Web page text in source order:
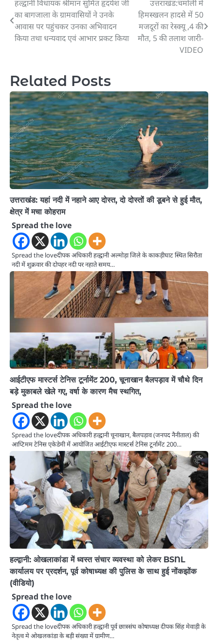
Post
navigation
हल्द्वानी विधायक श्रीमान सुमित हृदयेश जी
का बागजाला के ग्रामवासियों ने उनके
आवास पर पहुंचकर उनका अभिवादन
किया तथा धन्यवाद एवं आभार प्रकट किया
उत्तराखंड:चमोली में
हिमस्खलन हादसे में 50
मजदूरों का रेस्क्यू ,4 की
मौत, 5 की तलाश जारी-
VIDEO
Related Posts
उत्तराखंड: यहां नदी में नहाने आए दोस्त, दो दोस्तों की डूबने से हुई मौत,
क्षेत्र में मचा कोहराम
Spread the love
Spread the loveदीपक अधिकारी हल्द्वानी अल्मोड़ा जिले के काकड़ीघाट स्थित सिरौता
नदी में शुक्रवार की दोपहर नदी पर नहाते समय…
आईटीएफ मास्टर्स टेनिस टूर्नामेंट 200, चूनाखान बैलपड़ाव में चौथे दिन
बड़े मुकाबले खेले गए, वर्षा के कारण मैच स्थगित,
Spread the love
Spread the loveदीपक अधिकारी हल्द्वानी चूनाखान, बैलपड़ाव (जनपद नैनीताल) की
आप्टिमम टेनिस एकेडेमी में आयोजित आईटीएफ मास्टर्स टेनिस टूर्नामेंट 200…
हल्द्वानी: ओखलाकांडा में ध्वस्त संचार व्यवस्था को लेकर BSNL
कार्यालय पर प्रदर्शन, पूर्व कोषाध्यक्ष की पुलिस के साथ हुई नोंकझोंक
(वीडियो)
Spread the love
Spread the loveदीपक अधिकारी हल्द्वानी पूर्व छात्रसंघ कोषाध्यक्ष दीपक सिंह मेवाड़ी के
नेतृत्व मे ओखलकांडा के बड़ी संख्या में ग्रामीण…